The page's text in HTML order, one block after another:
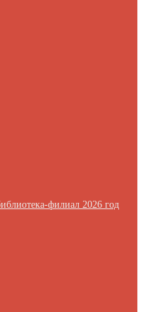
филиал 2026 год